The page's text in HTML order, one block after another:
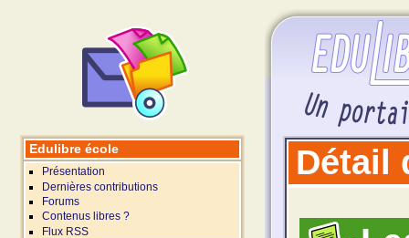
Détail
Edulibre école
Présentation
Dernières contributions
Forums
Contenus libres ?
Flux RSS